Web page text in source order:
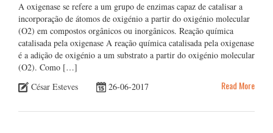
A oxigenase se refere a um grupo de enzimas capaz de catalisar a
incorporação de átomos de oxigénio a partir do oxigénio molecular
(O2) em compostos orgânicos ou inorgânicos. Reação química
catalisada pela oxigenase A reação química catalisada pela oxigenase
é a adição de oxigénio a um substrato a partir do oxigénio molecular
(O2). Como […]
César Esteves
26-06-2017 Read More